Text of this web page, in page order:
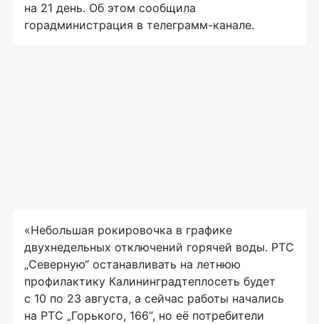
на 21 день. Об этом сообщила
горадминистрация в телеграмм-канале.
«Небольшая рокировочка в графике
двухнедельных отключений горячей воды. РТС
„Северную“ останавливать на летнюю
профилактику Калининградтеплосеть будет
с 10 по 23 августа, а сейчас работы начались
на РТС „Горького, 166“, но её потребители